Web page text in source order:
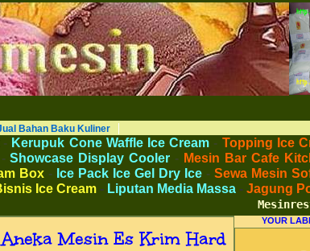
DAPUR MESINRESTO RESTOMESIN HI-WIN ICE CREAM
Mengolah Menyimpan Mengemas Menyajikan Makanan Minuman untuk Dapur Kuliner untuk
Agen Jual Aneka Mesin dan Bahan Baku Ice Cream Es Krim Gelato Frozen Yoghurt. Pusat Pelatihan dan
Bisnis UKM. Tips Resep Cara Memasak Membuat Jajanan Masakan Makanan Minuman Kue Roti Cake.
Bahan Baku Kuliner
- Kerupuk Cone Waffle Ice Cream - Topping Ice
Showcase Display Cooler - Mesin Bar Cafe
Box - Ice Pack Ice Gel Dry Ice - Sewa Mesin
Ice Cream - Liputan Media Massa - Jagung
Mesin Es Krim Hard
YOUR